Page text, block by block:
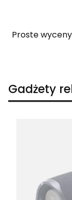
Proste
Gadżety